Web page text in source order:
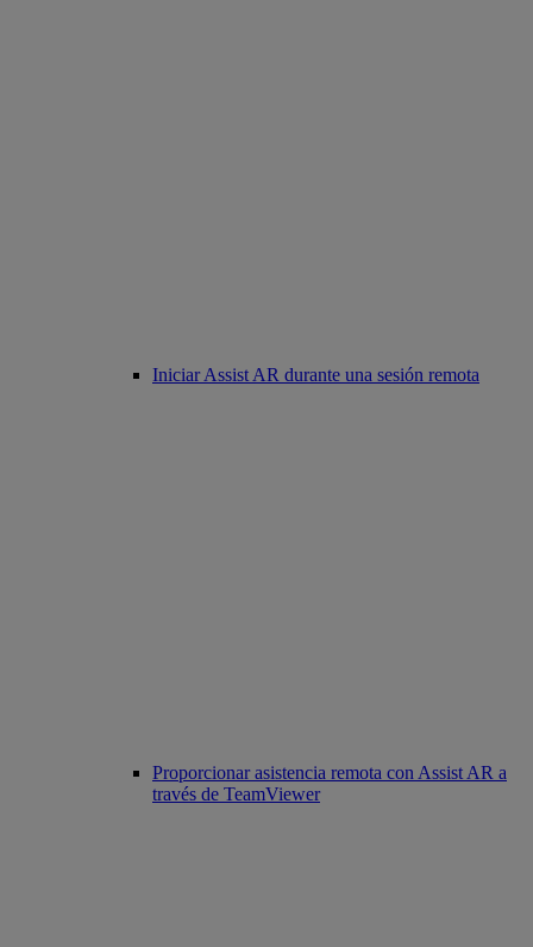
Iniciar Assist AR durante una sesión remota
Proporcionar asistencia remota con Assist AR a
través de TeamViewer